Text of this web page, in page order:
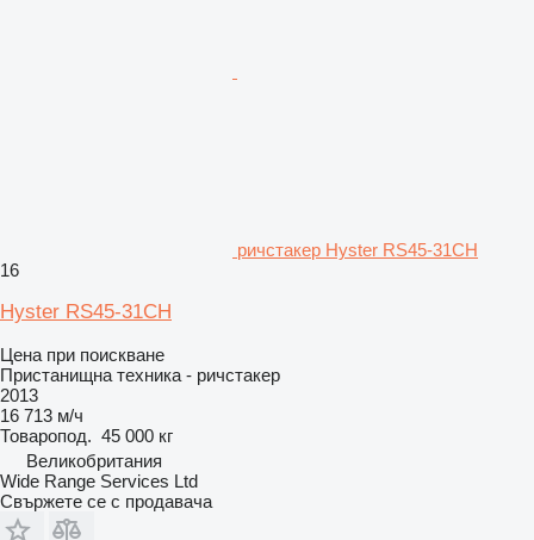
ричстакер Hyster RS45-31CH
16
Hyster RS45-31CH
Цена при поискване
Пристанищна техника - ричстакер
2013
16 713 м/ч
Товаропод. 45 000 кг
Великобритания
Wide Range Services Ltd
Свържете се с продавача